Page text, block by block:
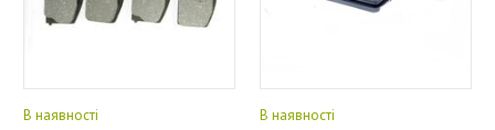
В наявності В наявності